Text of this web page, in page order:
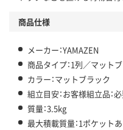
商品仕様
メーカー：YAMAZEN
商品タイプ：1列／マット
カラー：マットブラック
組立目安：お客様組立品：
質量：3.5kg
最大積載質量：1ポケット